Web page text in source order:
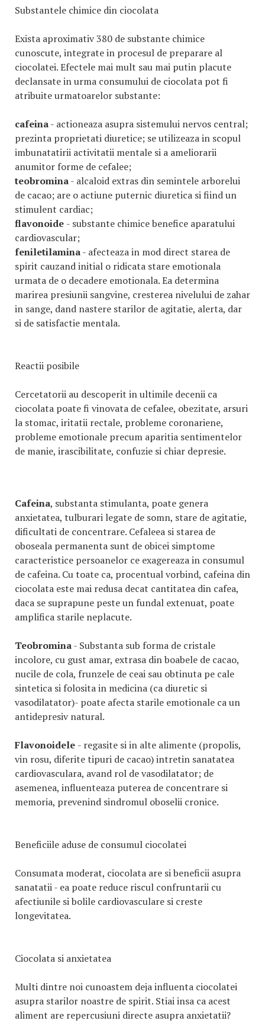
Substantele chimice din ciocolata
Exista aproximativ 380 de substante chimice
cunoscute, integrate in procesul de preparare al
ciocolatei. Efectele mai mult sau mai putin placute
declansate in urma consumului de ciocolata pot fi
atribuite urmatoarelor substante:
cafeina- actioneaza asupra sistemului nervos central;
prezinta proprietati diuretice; se utilizeaza in scopul
imbunatatirii activitatii mentale si a ameliorarii
anumitor forme de cefalee;
teobromina- alcaloid extras din semintele arborelui
de cacao; are o actiune puternic diuretica si fiind un
stimulent cardiac;
flavonoide - substante chimice benefice aparatului
cardiovascular;
feniletilamina- afecteaza in mod direct starea de
spirit cauzand initial o ridicata stare emotionala
urmata de o decadere emotionala. Ea determina
marirea presiunii sangvine, cresterea nivelului de zahar
in sange, dand nastere starilor de agitatie, alerta, dar
si de satisfactie mentala.
Reactii posibile
Cercetatorii au descoperit in ultimile decenii ca
ciocolata poate fi vinovata de cefalee, obezitate, arsuri
la stomac, iritatii rectale, probleme coronariene,
probleme emotionale precum aparitia sentimentelor
de manie, irascibilitate, confuzie si chiar depresie.
Cafeina, substanta stimulanta, poate genera
anxietatea, tulburari legate de somn, stare de agitatie,
dificultati de concentrare. Cefaleea si starea de
oboseala permanenta sunt de obicei simptome
caracteristice persoanelor ce exagereaza in consumul
de cafeina. Cu toate ca, procentual vorbind, cafeina din
ciocolata este mai redusa decat cantitatea din cafea,
daca se suprapune peste un fundal extenuat, poate
amplifica starile neplacute.
Teobromina- Substanta sub forma de cristale
incolore, cu gust amar, extrasa din boabele de cacao,
nucile de cola, frunzele de ceai sau obtinuta pe cale
sintetica si folosita in medicina (ca diuretic si
vasodilatator)- poate afecta starile emotionale ca un
antidepresiv natural.
Flavonoidele - regasite si in alte alimente (propolis,
vin rosu, diferite tipuri de cacao) intretin sanatatea
cardiovasculara, avand rol de vasodilatator; de
asemenea, influenteaza puterea de concentrare si
memoria, prevenind sindromul oboselii cronice.
Beneficiile aduse de consumul ciocolatei
Consumata moderat, ciocolata are si beneficii asupra
sanatatii - ea poate reduce riscul confruntarii cu
afectiunile si bolile cardiovasculare si creste
longevitatea.
Ciocolata si anxietatea
Multi dintre noi cunoastem deja influenta ciocolatei
asupra starilor noastre de spirit. Stiai insa ca acest
aliment are repercusiuni directe asupra anxietatii?